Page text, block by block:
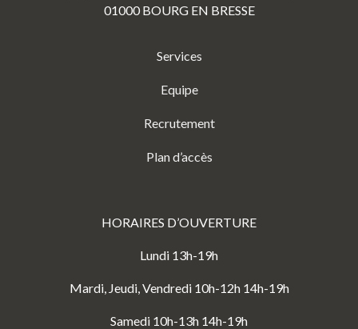
01000 BOURG EN BRESSE
Services
Equipe
Recrutement
Plan d’accès
HORAIRES D’OUVERTURE
Lundi 13h-19h
Mardi, Jeudi, Vendredi 10h-12h 14h-19h
Samedi 10h-13h 14h-19h